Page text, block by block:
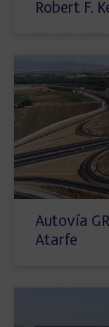
Robert F.
Autovía
Atarfe